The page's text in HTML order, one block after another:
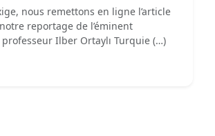
nous remettons en ligne l’article
reportage de l’éminent
Ilber Ortaylı Turquie (…)